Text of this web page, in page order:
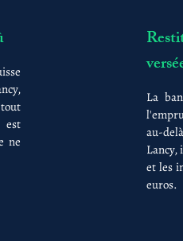
est
ne
La
au-
Lancy,
et les
euros.